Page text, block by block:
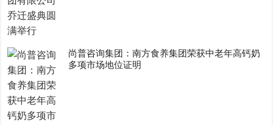
尚普咨询集团：南方食养集团荣获中老年高钙奶
多项市场地位证明